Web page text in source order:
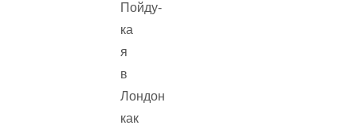
Пойду-
ка
я
в
Лондон
как